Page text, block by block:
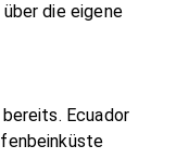
die eigene
Ecuador